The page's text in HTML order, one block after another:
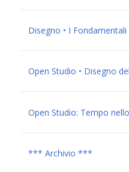
Disegno • I
Open Studio • Disegno
Open Studio: Tempo
*** Archivio ***